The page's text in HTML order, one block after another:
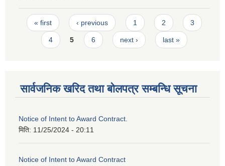
Pages
« first ‹ previous 1 2 3
4 5 6 next › last »
सार्वजनिक खरिद तथा बोलपत्र सम्बन्धि सूचना
Notice of Intent to Award Contract.
मिति: 11/25/2024 - 20:11
Notice of Intent to Award Contract